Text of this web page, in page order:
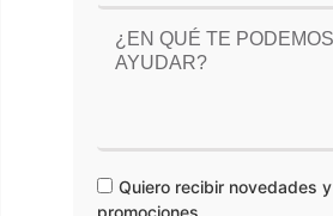
Quiero recibir novedades y
promociones